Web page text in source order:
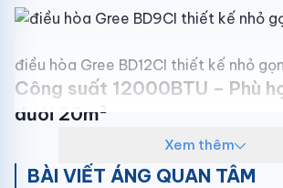
Bảo hành : 5 năm
Năm ra mắt : 2025
điều hòa Gree BD12CI thiết kế nhỏ gọn
Công suất 12000BTU – Phù
dưới 20m²
12.000BTU (1.5HP)
nhu cầu làm mát cho:
Xem thêm
BÀI VIẾT ÁNG QUAN TÂM